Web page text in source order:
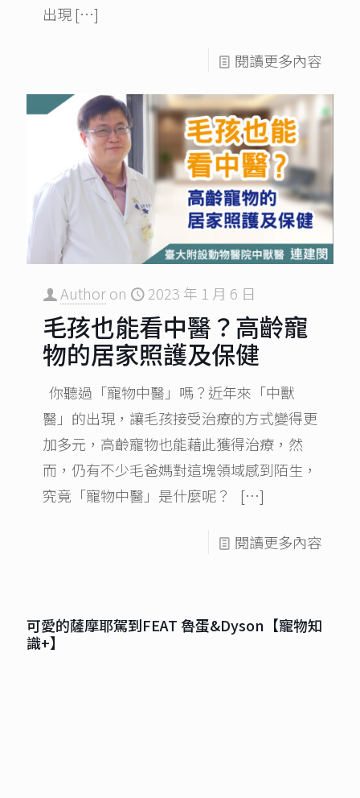
出現 […]
閱讀更多內容
Authoron 2023 年 1 月 6 日
毛孩也能看中醫？高齡寵
物的居家照護及保健
你聽過「寵物中醫」嗎？近年來「中獸
醫」的出現，讓毛孩接受治療的方式變得更
加多元，高齡寵物也能藉此獲得治療，然
而，仍有不少毛爸媽對這塊領域感到陌生，
究竟「寵物中醫」是什麼呢？
[…]
閱讀更多內容
可愛的薩摩耶駕到FEAT 魯蛋&Dyson【寵物知
識+】